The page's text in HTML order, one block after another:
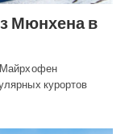
Мюнхена в
Майрхофен
курортов